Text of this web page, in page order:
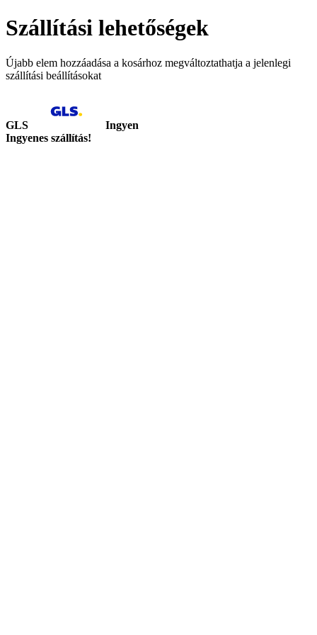
Szállítási lehetőségek
Újabb elem hozzáadása a kosárhoz megváltoztathatja a jelenlegi
szállítási beállításokat
GLS
Ingyen
Ingyenes szállítás!